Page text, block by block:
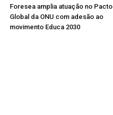
Foresea amplia atuação no Pacto
Global da ONU com adesão ao
movimento Educa 2030